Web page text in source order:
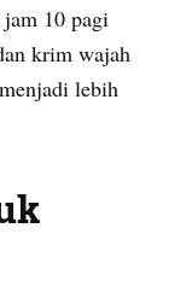
10 pagi
krim wajah
lebih